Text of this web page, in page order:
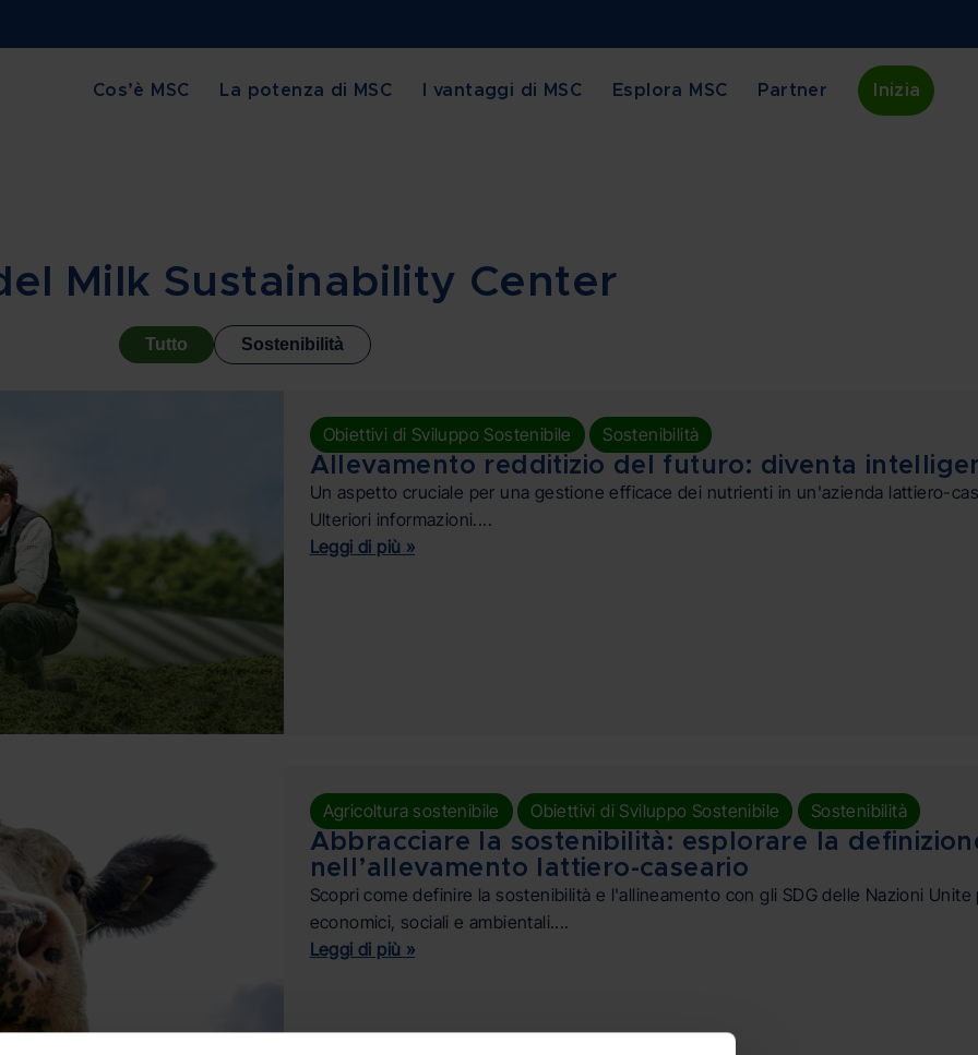
Cos’è MSC La potenza di MSC I vantaggi di MSC Esplora MSC Partner Inizia
Milk Sustainability Center
Sostenibilità
Tutto
Obiettivi di Sviluppo Sostenibile , Sostenibilità
Allevamento redditizio del futuro: diventa
Un aspetto cruciale per una gestione efficace dei nutrienti in un'azienda lattiero-
Ulteriori informazioni....
Leggi di più »
Agricoltura sostenibile , Obiettivi di Sviluppo Sostenibile Sostenibilità
Abbracciare la sostenibilità: esplorare la
nell’allevamento lattiero-caseario
Scopri come definire la sostenibilità e l'allineamento con gli SDG delle Nazioni
economici, sociali e ambientali....
Leggi di più »